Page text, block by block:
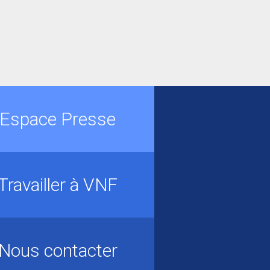
Espace Presse
à VNF
Nous contacter